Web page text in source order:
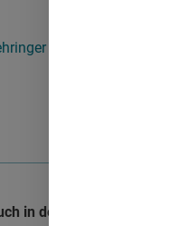
spannend sind,
in der Pharmaindustrie